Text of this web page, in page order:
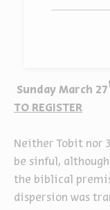
Sunday March 27
TO REGISTER
Neither Tobit nor
be sinful,
the biblical
dispersion was